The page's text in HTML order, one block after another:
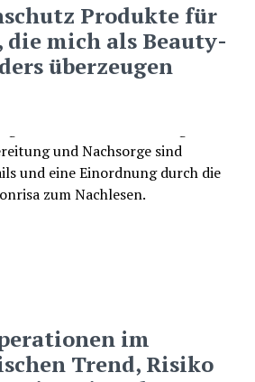
Produkte für
die mich als Beauty-
überzeugen
im
Trend, Risiko